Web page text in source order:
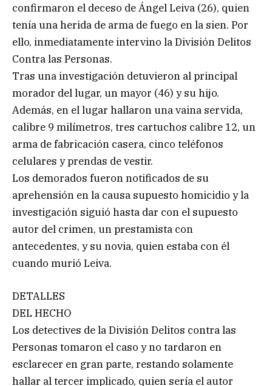
confirmaron el deceso de Ángel Leiva (26), quien
tenía una herida de arma de fuego en la sien. Por
ello, inmediatamente intervino la División Delitos
Contra las Personas.
Tras una investigación detuvieron al principal
morador del lugar, un mayor (46) y su hijo.
Además, en el lugar hallaron una vaina servida,
calibre 9 milímetros, tres cartuchos calibre 12, un
arma de fabricación casera, cinco teléfonos
celulares y prendas de vestir.
Los demorados fueron notificados de su
aprehensión en la causa supuesto homicidio y la
investigación siguió hasta dar con el supuesto
autor del crimen, un prestamista con
antecedentes, y su novia, quien estaba con él
cuando murió Leiva.
DETALLES
DEL HECHO
Los detectives de la División Delitos contra las
Personas tomaron el caso y no tardaron en
esclarecer en gran parte, restando solamente
hallar al tercer implicado, quien sería el autor